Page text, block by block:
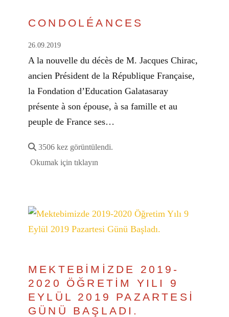
CONDOLÉANCES
26.09.2019
A la nouvelle du décès de M. Jacques Chirac,
ancien Président de la République Française,
la Fondation d’Education Galatasaray
présente à son épouse, à sa famille et au
peuple de France ses…
3506 kez görüntülendi.
Okumak için tıklayın
MEKTEBİMİZDE 2019-
2020 ÖĞRETİM YILI 9
EYLÜL 2019 PAZARTESİ
GÜNÜ BAŞLADI.